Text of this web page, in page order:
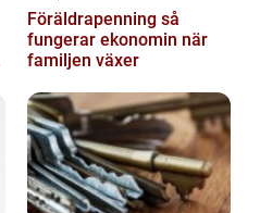
Föräldrapenning så
fungerar ekonomin när
familjen växer